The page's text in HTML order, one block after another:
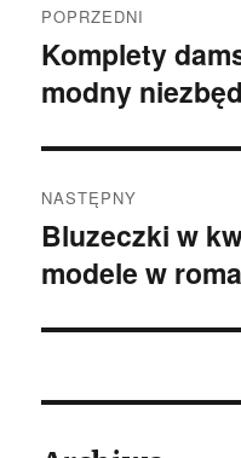
wpisu
POPRZEDNI
Poprzedni
wpis:
Komplety
modny
NASTĘPNY
Następny
wpis:
Bluzeczki w
modele w